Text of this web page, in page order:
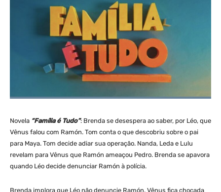
Novela “Família é Tudo”: Brenda se desespera ao saber, por Léo, que
Vênus falou com Ramón. Tom conta o que descobriu sobre o pai
para Maya. Tom decide adiar sua operação. Nanda, Leda e Lulu
revelam para Vênus que Ramón ameaçou Pedro. Brenda se apavora
quando Léo decide denunciar Ramón à polícia.
Brenda implora que Léo não denuncie Ramón. Vênus fica chocada